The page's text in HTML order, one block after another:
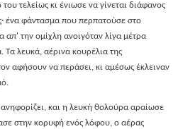
τελείως κι ένιωσε να γίνεται διάφανος
·ένα φάντασμα που περπατούσε στο
απ' την ομίχλη ανοιγόταν λίγα μέτρα
λευκά, αέρινα κουρέλια της
αφήσουν να περάσει, κι αμέσως έκλειναν
και η λευκή θολούρα αραίωσε
στην κορυφή ενός λόφου, ο αέρας